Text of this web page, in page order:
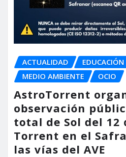
ACTUALIDAD
EDUCACIÓN
MEDIO AMBIENTE
OCIO
AstroTorrent
observación
total de Sol del 12
Torrent en el
las vías del AVE